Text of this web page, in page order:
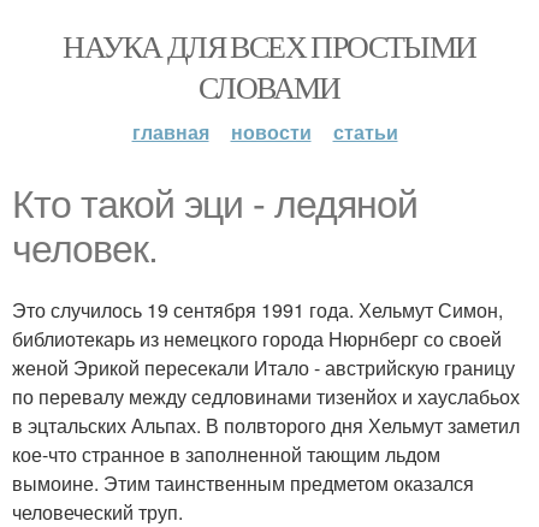
НАУКА ДЛЯ ВСЕХ ПРОСТЫМИ
СЛОВАМИ
главная новости статьи
Кто такой эци - ледяной
человек.
Это случилось 19 сентября 1991 года. Хельмут Симон,
библиотекарь из немецкого города Нюрнберг со своей
женой Эрикой пересекали Итало - австрийскую границу
по перевалу между седловинами тизенйох и хауслабьох
в эцтальских Альпах. В полвторого дня Хельмут заметил
кое-что странное в заполненной тающим льдом
вымоине. Этим таинственным предметом оказался
человеческий труп.